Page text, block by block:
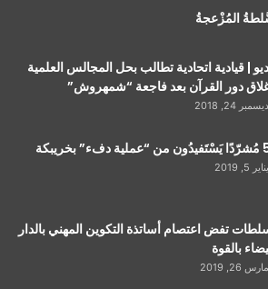
المُزْعجةُ
| قيادية اتحادية تطالب بحل المجالس العلمية
دور القرآن بعد فاجعة “شمهروش”
ديسمبر 24, 2018
يناير 5, 2019
تفض اعتصام أساتذة التكوين المهني بالدار
بالقوة
مارس 26, 2019